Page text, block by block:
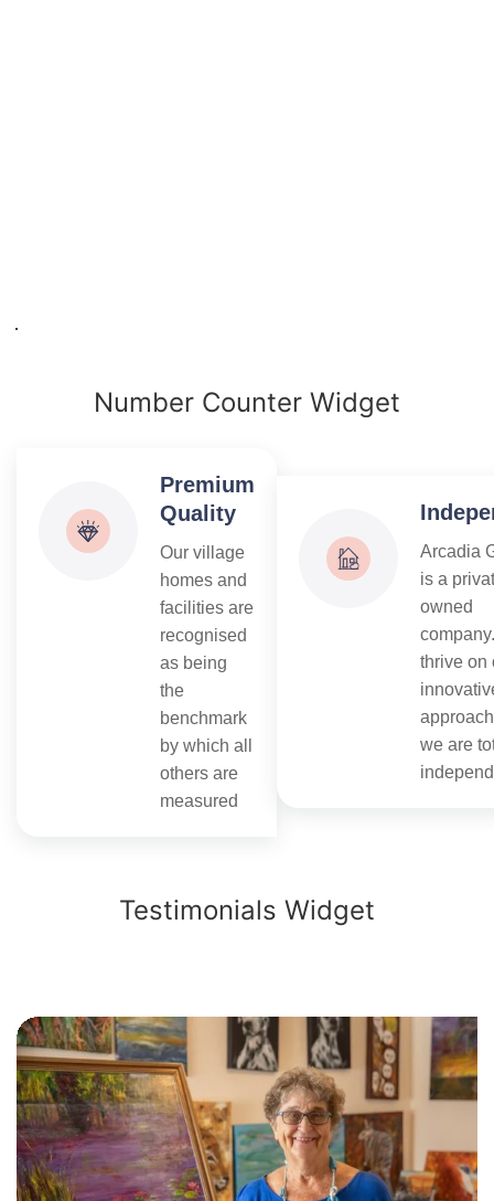
Number Counter Widget
Premium
Quality
Our village
homes and
facilities are
recognised
as being
the
benchmark
by which all
others are
measured
Arcadia
is a
owned
thrive on
we are
Testimonials Widget